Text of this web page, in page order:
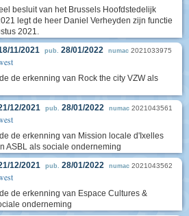
besluit van het Brussels Hoofdstedelijk
legt de heer Daniel Verheyden zijn functie
2021.
11/2021 pub. 28/01/2022 numac 2021033975
de erkenning van Rock the city VZW als
12/2021 pub. 28/01/2022 numac 2021043561
de erkenning van Mission locale d'Ixelles
ASBL als sociale onderneming
12/2021 pub. 28/01/2022 numac 2021043562
de erkenning van Espace Cultures &
onderneming